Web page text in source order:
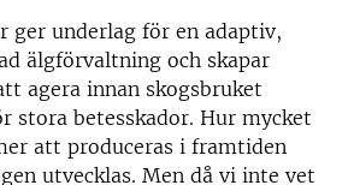
ger underlag för en adaptiv,
älgförvaltning och skapar
agera innan skogsbruket
stora betesskador. Hur mycket
att produceras i framtiden
utvecklas. Men då vi inte vet